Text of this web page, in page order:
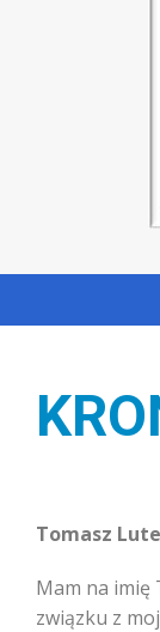
Tomasz
Mam na imię
związku z